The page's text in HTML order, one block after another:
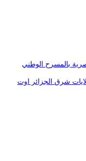
بالمسرح الوطني
شرق الجزائر اوت